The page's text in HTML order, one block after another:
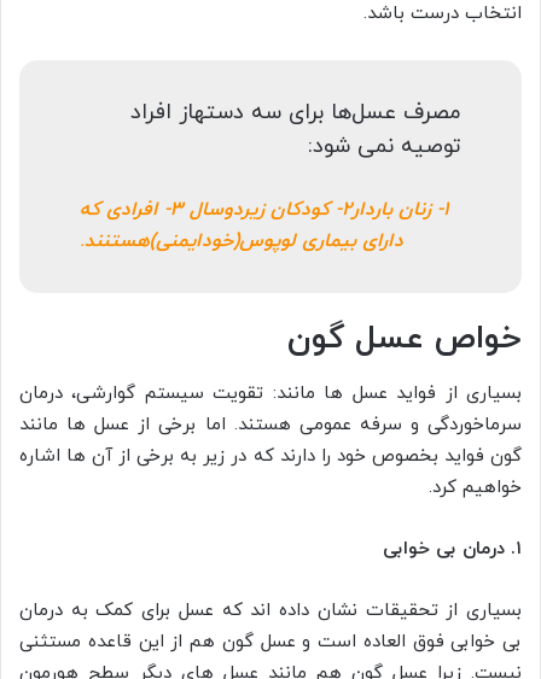
انتخاب درست باشد.
مصرف عسل‌ها برای سه دستهاز افراد
توصیه نمی شود:
1- زنان باردار2- کودکان زیردوسال 3- افرادی که
دارای بیماری لوپوس(خودایمنی)هستنند.
خواص عسل گون
بسیاری از فواید عسل ها مانند: تقویت سیستم گوارشی، درمان
سرماخوردگی و سرفه عمومی هستند. اما برخی از عسل ها مانند
گون فواید بخصوص خود را دارند که در زیر به برخی از آن ها اشاره
خواهیم کرد.
۱. درمان بی خوابی
بسیاری از تحقیقات نشان داده اند که عسل برای کمک به درمان
بی خوابی فوق العاده است و عسل گون هم از این قاعده مستثنی
نیست. زیرا عسل گون هم مانند عسل های دیگر سطح هورمون